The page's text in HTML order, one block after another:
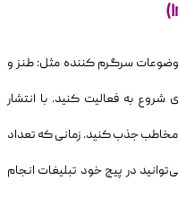
سرگرم کننده مثل: طنز و
شروع به فعالیت کنید. با انتشار
جذب کنید. زمانی که تعداد
در پیج خود تبلیغات انجام